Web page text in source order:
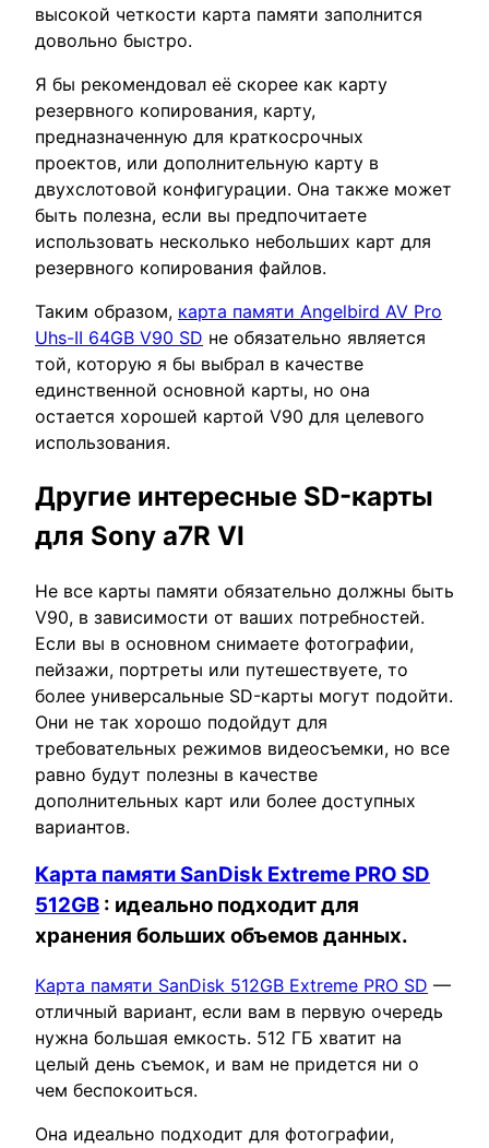
высокой четкости карта памяти заполнится
довольно быстро.
Я бы рекомендовал её скорее как карту
резервного копирования, карту,
предназначенную для краткосрочных
проектов, или дополнительную карту в
двухслотовой конфигурации. Она также может
быть полезна, если вы предпочитаете
использовать несколько небольших карт для
резервного копирования файлов.
Таким образом, карта памяти Angelbird AV Pro
Uhs-II 64GB V90 SD не обязательно является
той, которую я бы выбрал в качестве
единственной основной карты, но она
остается хорошей картой V90 для целевого
использования.
Другие интересные SD-карты
для Sony a7R VI
Не все карты памяти обязательно должны быть
V90, в зависимости от ваших потребностей.
Если вы в основном снимаете фотографии,
пейзажи, портреты или путешествуете, то
более универсальные SD-карты могут подойти.
Они не так хорошо подойдут для
требовательных режимов видеосъемки, но все
равно будут полезны в качестве
дополнительных карт или более доступных
вариантов.
Карта памяти SanDisk Extreme PRO SD
512GB : идеально подходит для
хранения больших объемов данных.
Карта памяти SanDisk 512GB Extreme PRO SD —
отличный вариант, если вам в первую очередь
нужна большая емкость. 512 ГБ хватит на
целый день съемок, и вам не придется ни о
чем беспокоиться.
Она идеально подходит для фотографии,